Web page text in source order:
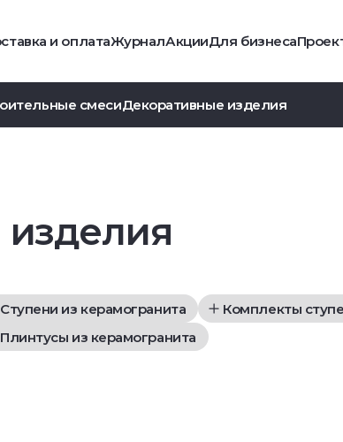
и оплатаЖурналАкцииДля бизнеса
смесиДекоративные изделия
Ступени из керамогранита Комплекты
Плинтусы из керамогранита